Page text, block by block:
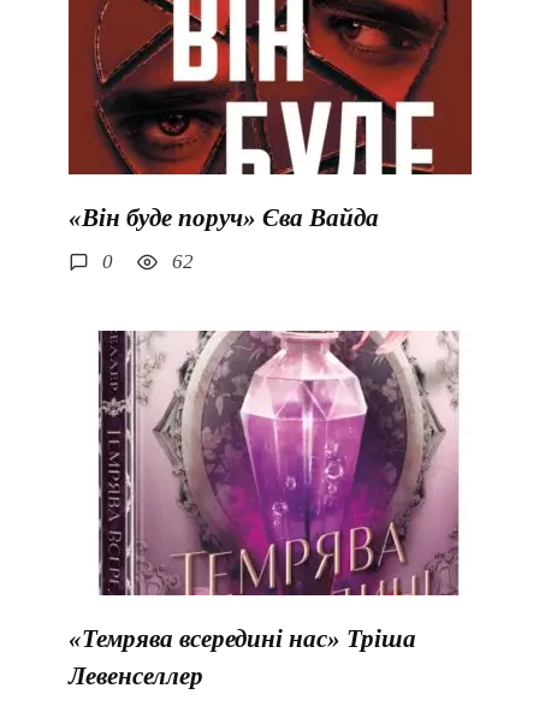
«Він буде поруч» Єва Вайда
0 62
«Темрява всередині нас» Тріша
Левенселлер